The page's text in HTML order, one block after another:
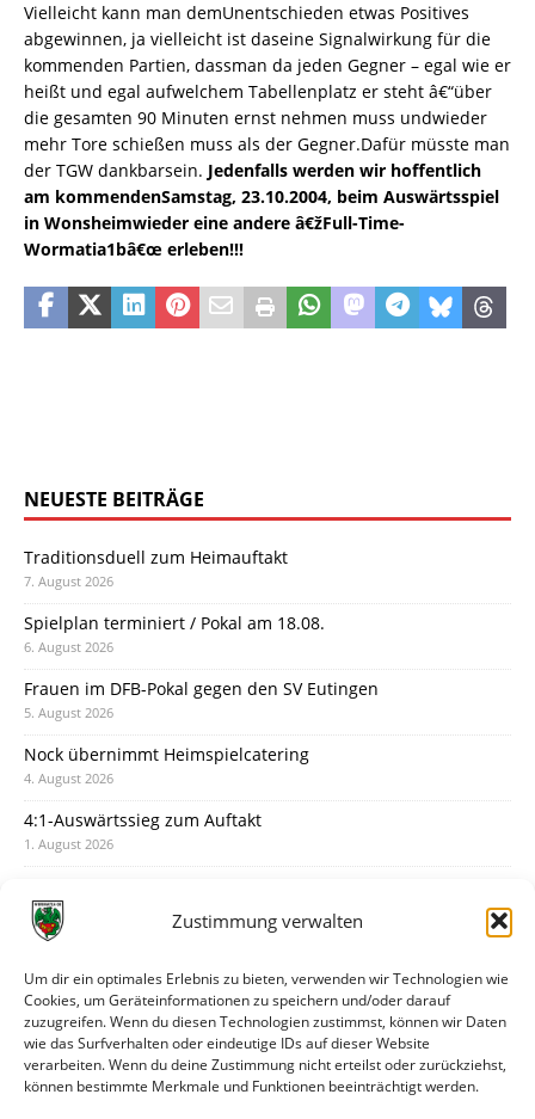
Zustimmung verwalten
Um dir ein optimales Erlebnis zu bieten, verwenden wir Technologien wie
Cookies, um Geräteinformationen zu speichern und/oder darauf
zuzugreifen. Wenn du diesen Technologien zustimmst, können wir Daten
wie das Surfverhalten oder eindeutige IDs auf dieser Website
verarbeiten. Wenn du deine Zustimmung nicht erteilst oder zurückziehst,
können bestimmte Merkmale und Funktionen beeinträchtigt werden.
Vielleicht kann man demUnentschieden etwas Positives
abgewinnen, ja vielleicht ist daseine Signalwirkung für die
kommenden Partien, dassman da jeden Gegner – egal wie er
heißt und egal aufwelchem Tabellenplatz er steht â€“über
die gesamten 90 Minuten ernst nehmen muss undwieder
mehr Tore schießen muss als der Gegner.Dafür müsste man
der TGW dankbarsein. Jedenfalls werden wir hoffentlich
am kommendenSamstag, 23.10.2004, beim Auswärtsspiel
in Wonsheimwieder eine andere â€žFull-Time-
Wormatia1bâ€œ erleben!!!
NEUESTE BEITRÄGE
Traditionsduell zum Heimauftakt
7. August 2026
Spielplan terminiert / Pokal am 18.08.
6. August 2026
Frauen im DFB-Pokal gegen den SV Eutingen
5. August 2026
Nock übernimmt Heimspielcatering
4. August 2026
4:1-Auswärtssieg zum Auftakt
1. August 2026
31. Juli 2026
30. Juli 2026
Deine Spielminute: 89+1
28. Juli 2026
Neuer Rückensponsor